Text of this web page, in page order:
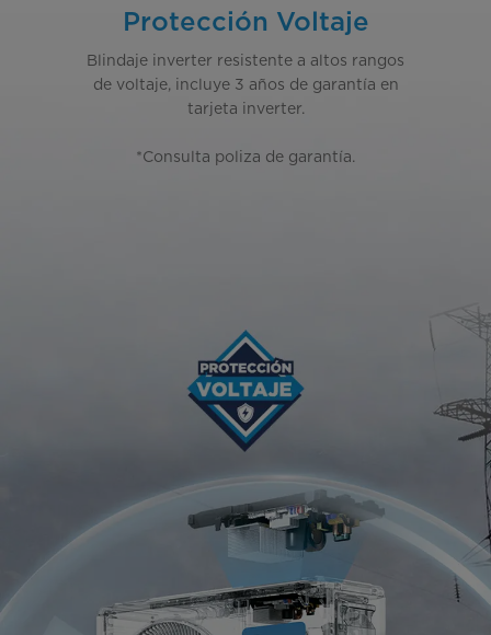
Protección Voltaje
Blindaje inverter resistente a altos rangos
de voltaje, incluye 3 años de garantía en
tarjeta inverter.
*Consulta poliza de garantía.